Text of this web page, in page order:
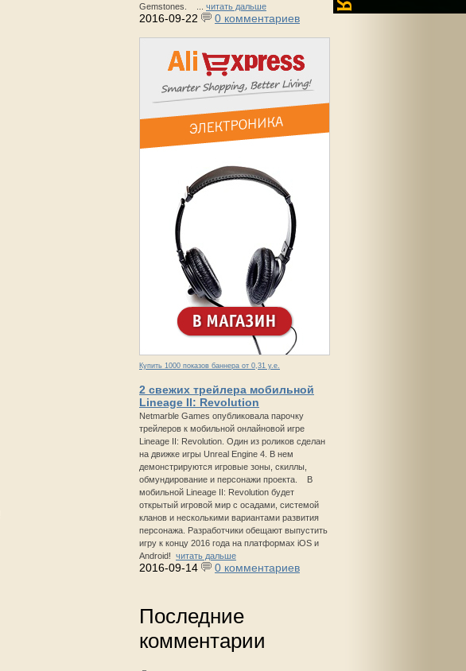
Gemstones. ... читать дальше
2016-09-22 0 комментариев
Купить 1000 показов баннера от 0,31 у.е.
2 свежих трейлера мобильной
Lineage II: Revolution
Netmarble Games опубликовала парочку
трейлеров к мобильной онлайновой игре
Lineage II: Revolution. Один из роликов сделан
на движке игры Unreal Engine 4. В нем
демонстрируются игровые зоны, скиллы,
обмундирование и персонажи проекта. В
мобильной Lineage II: Revolution будет
открытый игровой мир с осадами, системой
кланов и несколькими вариантами развития
персонажа. Разработчики обещают выпустить
игру к концу 2016 года на платформах iOS и
Android! читать дальше
2016-09-14 0 комментариев
Последние
комментарии